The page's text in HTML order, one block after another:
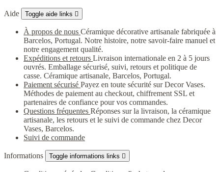
Aide Toggle aide links 
À propos de nous Céramique décorative artisanale fabriquée à
Barcelos, Portugal. Notre histoire, notre savoir-faire manuel et
notre engagement qualité.
Expéditions et retours Livraison internationale en 2 à 5 jours
ouvrés. Emballage sécurisé, suivi, retours et politique de
casse. Céramique artisanale, Barcelos, Portugal.
Paiement sécurisé Payez en toute sécurité sur Decor Vases.
Méthodes de paiement au checkout, chiffrement SSL et
partenaires de confiance pour vos commandes.
Questions fréquentes Réponses sur la livraison, la céramique
artisanale, les retours et le suivi de commande chez Decor
Vases, Barcelos.
Suivi de commande
Informations Toggle informations links 